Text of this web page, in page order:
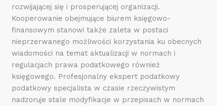
rozwijającej się i prosperującej organizacji.
Kooperowanie obejmujące biurem księgowo-
finansowym stanowi także zaleta w postaci
nieprzerwanego możliwości korzystania ku obecnych
wiadomości na temat aktualizacji w normach i
regulacjach prawa podatkowego również
księgowego. Profesjonalny ekspert podatkowy
podatkowy specjalista w czasie rzeczywistym
nadzoruje stale modyfikacje w przepisach w normach